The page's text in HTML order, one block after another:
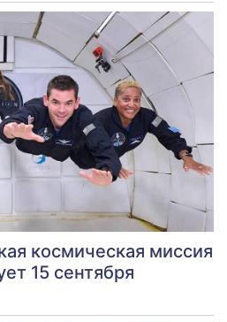
космическая миссия
15 сентября